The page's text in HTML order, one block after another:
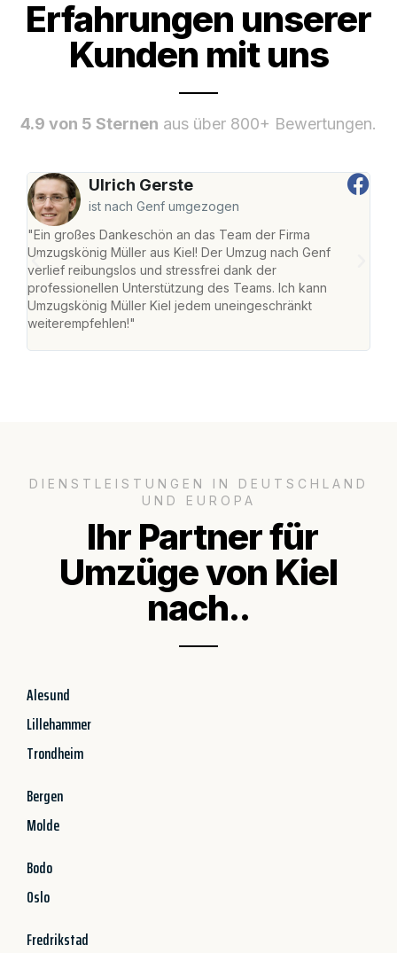
Erfahrungen unserer
Kunden mit uns
4.9 von 5 Sternen aus über 800+ Bewertungen.
Ulrich Gerste
ist nach Genf umgezogen
"Ein großes Dankeschön an das Team der Firma
Umzugskönig Müller aus Kiel! Der Umzug nach Genf
verlief reibungslos und stressfrei dank der
professionellen Unterstützung des Teams. Ich kann
Umzugskönig Müller Kiel jedem uneingeschränkt
weiterempfehlen!"
DIENSTLEISTUNGEN IN DEUTSCHLAND
UND EUROPA
Ihr Partner für
Umzüge von Kiel
nach..
Alesund
Lillehammer
Trondheim
Bergen
Molde
Bodo
Oslo
Fredrikstad